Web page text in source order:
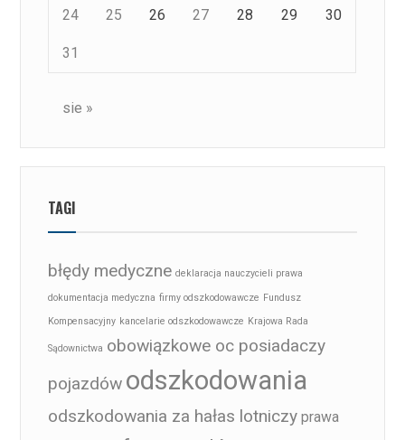
24 25 26 27 28 29 30
31
sie »
TAGI
błędy medyczne deklaracja nauczycieli prawa
dokumentacja medyczna firmy odszkodowawcze Fundusz
Kompensacyjny kancelarie odszkodowawcze Krajowa Rada
Sądownictwa obowiązkowe oc posiadaczy
pojazdów odszkodowania
odszkodowania za hałas lotniczy prawa